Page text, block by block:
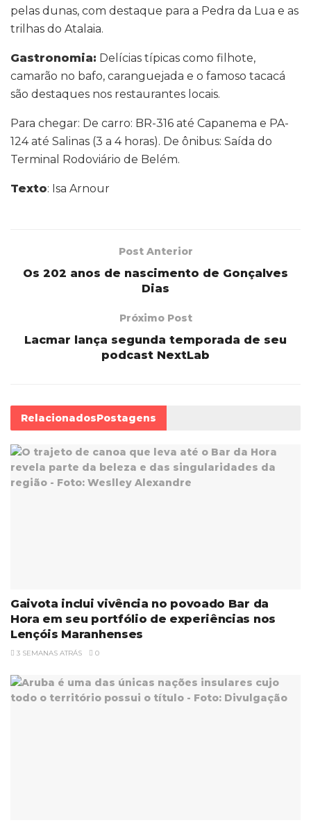
pelas dunas, com destaque para a Pedra da Lua e as
trilhas do Atalaia.
Gastronomia: Delícias típicas como filhote,
camarão no bafo, caranguejada e o famoso tacacá
são destaques nos restaurantes locais.
Para chegar: De carro: BR-316 até Capanema e PA-
124 até Salinas (3 a 4 horas). De ônibus: Saída do
Terminal Rodoviário de Belém.
Texto: Isa Arnour
Post Anterior
Os 202 anos de nascimento de Gonçalves
Dias
Próximo Post
Lacmar lança segunda temporada de seu
podcast NextLab
RelacionadosPostagens
Gaivota inclui vivência no povoado Bar da
Hora em seu portfólio de experiências nos
Lençóis Maranhenses
3 SEMANAS ATRÁS 0